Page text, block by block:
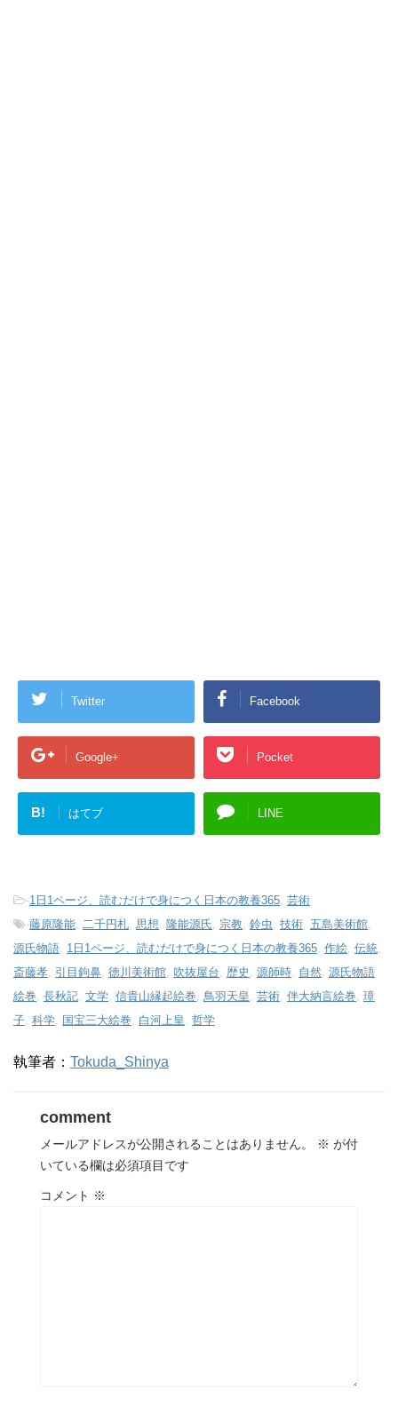
Twitter Facebook
Google+ Pocket
B! はてブ LINE
-1日1ページ、読むだけで身につく日本の教養365 芸術
-藤原隆能 二千円札 思想 隆能源氏 宗教 鈴虫 技術 五島美術館
源氏物語 1日1ページ、読むだけで身につく日本の教養365 作絵 伝統
斎藤孝 引目鉤鼻 徳川美術館 吹抜屋台 歴史 源師時 自然 源氏物語
絵巻 長秋記 文学 信貴山縁起絵巻 鳥羽天皇 芸術 伴大納言絵巻 璋
子 科学 国宝三大絵巻 白河上皇 哲学
執筆者： Tokuda_Shinya
comment
メールアドレスが公開されることはありません。 ※ が付
いている欄は必須項目です
コメント ※